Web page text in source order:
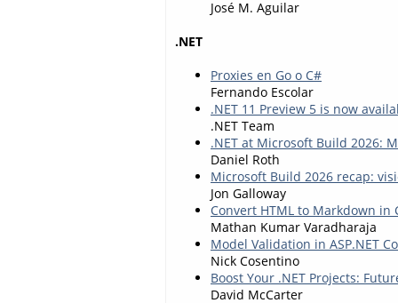
José M. Aguilar
.NET
Proxies en Go o C#
Fernando Escolar
.NET 11 Preview 5 is now
.NET Team
.NET at Microsoft Build 2026:
Daniel Roth
Microsoft Build 2026 recap:
Jon Galloway
Convert HTML to Markdown
Mathan Kumar Varadharaja
Model Validation in ASP.NET
Nick Cosentino
Boost Your .NET Projects:
David McCarter